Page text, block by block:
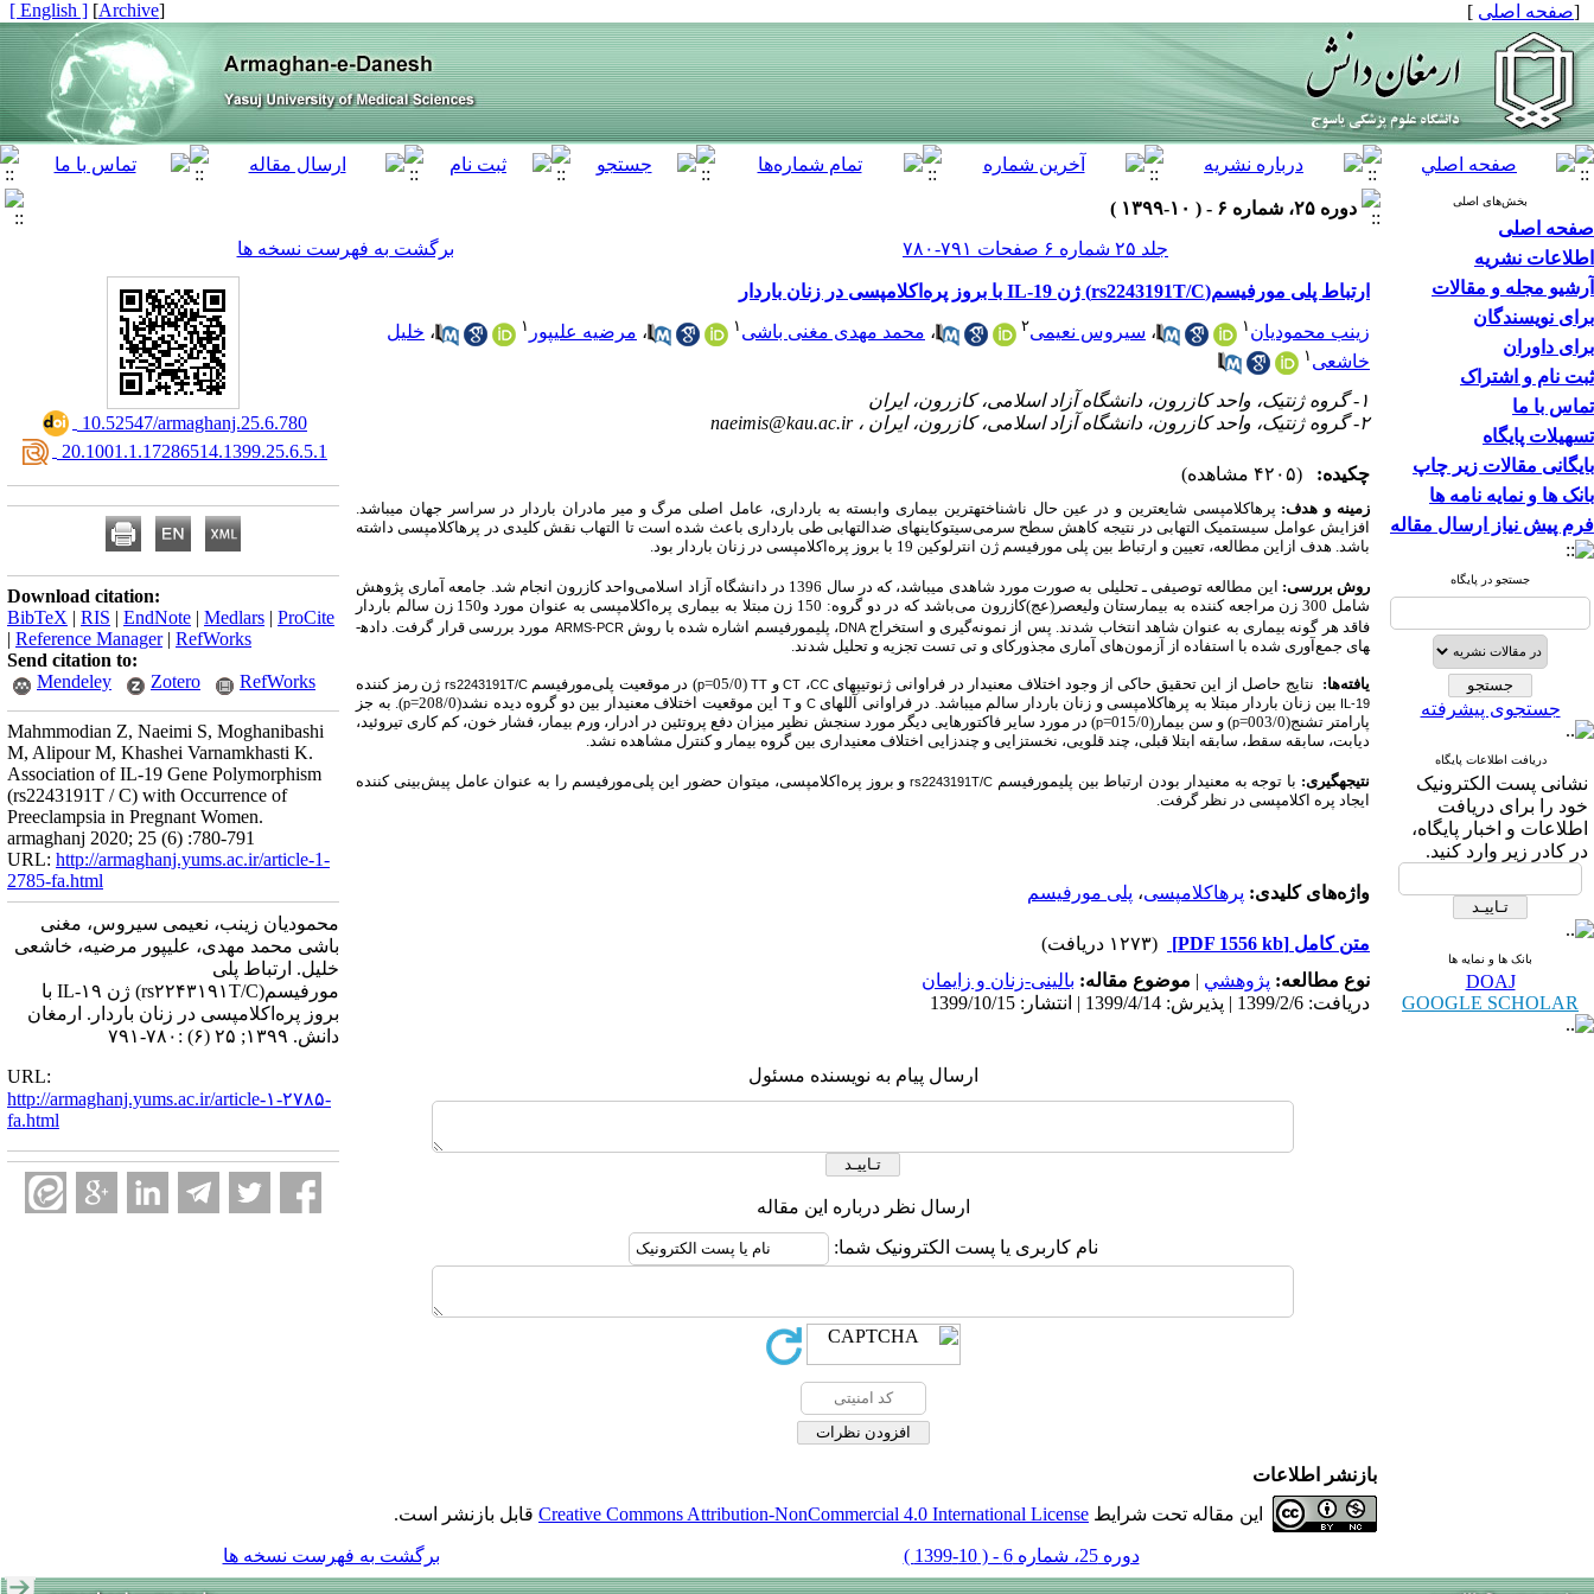
[صفحه اصلی ]
[
Archive
]
[ English ]
بخش‌های اصلی
صفحه اصلی
اطلاعات نشریه
آرشیو مجله و مقالات
برای نویسندگان
برای داوران
ثبت نام و اشتراک
تماس با ما
تسهیلات پایگاه
بایگانی مقالات زیر چاپ
بانک ها و نمایه نامه ها
فرم پیش نیاز ارسال مقاله
جستجو در پایگاه
جستجوی پیشرفته
دریافت اطلاعات پایگاه
نشانی پست الکترونیک
خود را برای دریافت
اطلاعات و اخبار پایگاه،
در کادر زیر وارد کنید.
بانک ها و نمایه ها
DOAJ
GOOGLE SCHOLAR
دوره ۲۵، شماره ۶ - ( ۱۰-۱۳۹۹ )
جلد ۲۵ شماره ۶ صفحات ۷۹۱-۷۸۰
برگشت به فهرست نسخه ها
ارتباط پلی مورفیسم(rs2243191T/C) ژن IL-19 با بروز پره‌اکلامپسی در زنان باردار
زینب محمودیان ۱ ، سیروس نعیمی۲ ، محمد مهدی مغنی باشی ۱ ، مرضیه علیپور ۱ ، خلیل
خاشعی ۱
۱- گروه ژنتیک، واحد کازرون، دانشگاه آزاد اسلامی، کازرون، ایران
۲- گروه ژنتیک، واحد کازرون، دانشگاه آزاد اسلامی، کازرون، ایران ،
naeimis@kau.ac.ir
چکیده: (۴۲۰۵ مشاهده)
زمینه و هدف: پره­اکلامپسی شایع­ترین و در عین حال ناشناخته­­ترین بیماری وابسته به بارداری، عامل اصلی مرگ و میر مادران باردار در سراسر جهان می­باشد.
افزایش عوامل سیستمیک التهابی در نتیجه کاهش سطح سرمی‌سیتوکاین­های ضدالتهابی طی بارداری باعث شده است تا التهاب نقش کلیدی در پره­­اکلامپسی داشته
باشد. هدف ازاین مطالعه، تعیین و ارتباط بین پلی مورفیسم ژن انترلوکین 19 با بروز پره‌اکلامپسی در زنان باردار بود.
روش بررسی:
این مطالعه توصیفی ـ تحلیلی به صورت مورد شاهدی می­باشد، که در سال 1396 در دانشگاه آزاد اسلامی‌واحد کازرون انجام شد. جامعه آماری پژوهش
شامل 300 زن مراجعه کننده به بیمارستان ولی­عصر(عج)کازرون می‌باشد که در دو گروه: 150 زن مبتلا به بیماری پره‌اکلامپسی به عنوان مورد و150 زن سالم باردار
فاقد هر گونه بیماری به عنوان شاهد انتخاب شدند. پس از نمونه‌گیری و استخراجDNA، پلی­مورفیسم­ اشاره شده با روشARMS-PCR مورد بررسی قرار گرفت. داده­
های جمع‌آوری شده با استفاده از آزمون‌های آماری مجذورکای و تی تست تجزیه و تحلیل شدند.
یافته‌ها: نتایج حاصل از این تحقیق حاکی از وجود اختلاف معنی­دار در فراوانی ژنوتیپ­هایCC، CTو TT
(05/0=
p) در موقعیت­ پلی‌مورفیسمrs2243191T/C ژن­ رمز کننده
IL-19 بین زنان باردار مبتلا به پره­اکلامپسی و زنان باردار سالم می­باشد. در فراوانی آلل­هایC وT این موقعیت اختلاف معنی­دار بین دو گروه دیده نشد(208/0= p). به جز
پارامتر تشنج(003/0=
p) و سن بیمار(015/0= p) در مورد سایر فاکتورهایی دیگر مورد سنجش نظیر میزان دفع پروتئین در ادرار، ورم بیمار، فشار خون، کم کاری تیروئید،
دیابت، سابقه سقط، سابقه ابتلا قبلی، چند قلویی، نخست­زایی و چندزایی اختلاف معنی­داری بین گروه بیمار و کنترل مشاهده نشد.
نتیجه­گیری: با توجه به معنی­دار بودن ارتباط بین پلی­مورفیسم­ rs2243191T/Cو بروز پره‌اکلامپسی، می­توان حضور این پلی‌مورفیسم­ را به عنوان عامل پیش‌بینی کننده
ایجاد پره اکلامپسی در نظر گرفت.
واژه‌های کلیدی: پره­اکلامپسی، پلی مورفیسم
متن کامل [PDF 1556 kb]
(۱۲۷۳ دریافت)
نوع مطالعه: پژوهشي | موضوع مقاله: بالینی-زنان و زایمان
دریافت: 1399/2/6 | پذیرش: 1399/4/14 | انتشار: 1399/10/15
ارسال پیام به نویسنده مسئول
ارسال نظر درباره این مقاله
نام کاربری یا پست الکترونیک شما:
‎ 10.52547/armaghanj.25.6.780
‎ 20.1001.1.17286514.1399.25.6.5.1
Download citation:
BibTeX | RIS | EndNote | Medlars | ProCite
| Reference Manager| RefWorks
Send citation to:
Mendeley
Zotero RefWorks
Mahmmodian Z, Naeimi S, Moghanibashi
M, Alipour M, Khashei Varnamkhasti K.
Association of IL-19 Gene Polymorphism
(rs2243191T / C) with Occurrence of
Preeclampsia in Pregnant Women.
armaghanj 2020; 25 (6) :780-791
URL: http://armaghanj.yums.ac.ir/article-1-
2785-fa.html
محمودیان زینب، نعیمی سیروس، مغنی
باشی محمد مهدی، علیپور مرضیه، خاشعی
خلیل. ارتباط پلی
مورفیسم(rs۲۲۴۳۱۹۱T/C) ژن IL-۱۹ با
بروز پره‌اکلامپسی در زنان باردار. ارمغان
دانش. ۱۳۹۹; ۲۵ (۶) :۷۸۰-۷۹۱
URL:
http://armaghanj.yums.ac.ir/article-۱-۲۷۸۵-
fa.html
بازنشر اطلاعات
این مقاله تحت شرایط Creative Commons Attribution-NonCommercial 4.0 International License قابل بازنشر است.
دوره 25، شماره 6 - ( 10-1399 ) برگشت به فهرست نسخه ها